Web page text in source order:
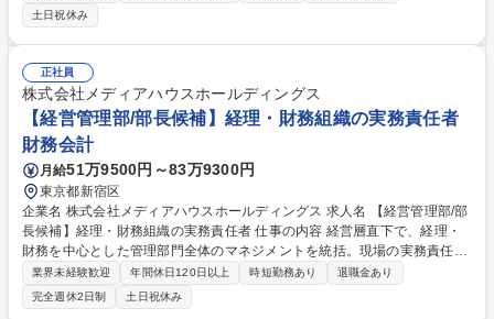
や、組織の仕組み化をお任せします。 ■ハイエンドな広告運用：主要媒体
のアルゴリズムを攻略し、戦略的な予算投下を一任 ■クリエイティブディ
レクション：成果の出るクリエイティブ戦略の企画 ■組織の仕組み化・事
業統括：マニュアル化や採用・育成等の事業が自走する土台作り ■経営ボ
ードメンバーへの参画や新規事業開発 ※運用職の枠を超え、事業部が自走
し始めた後は経営の中枢を担っていただきます。 【業務内容の変更範囲】
当社の指定する業務 募集職種 東京【広告事業本部長候補】次期取締役前
提/マーケティング支援
土日祝休み
正社員
株式会社メディアハウスホールディングス
【経営管理部/部長候補】経理・財務組織の実務責任者
財務会計
月給51万9500円～83万9300円
東京都新宿区
企業名 株式会社メディアハウスホールディングス 求人名 【経営管理部/部
長候補】経理・財務組織の実務責任者 仕事の内容 経営層直下で、経理・
財務を中心とした管理部門全体のマネジメントを統括。現場の実務責任に
留まらず、経営判断に直結するレポーティングや全社的な組織戦略の立
案・実行を担う管理部門の要となるポジションです。 ■経理実務の統括・
推進（月次、年次決算業務・財務分析、資金繰り管理・予算実績管理サポ
業界未経験歓迎 年間休日120日以上 時短勤務あり
退職金あり
完全週休2日制
土日祝休み